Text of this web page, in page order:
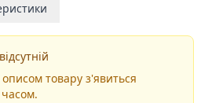
товару з'явиться